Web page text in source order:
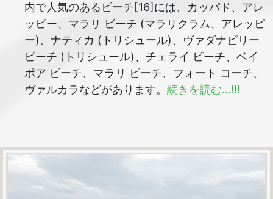
内で人気のあるビーチ[16]には、カッパド、アレ
ッピー、マラリ ビーチ (マラリクラム、アレッピ
ー)、ナティカ (トリシュール)、ヴァダナピリー
ビーチ (トリシュール)、チェライ ビーチ、ベイ
ポア ビーチ、マラリ ビーチ、フォート コーチ、
ヴァルカラなどがあります。 続きを読む...!!!